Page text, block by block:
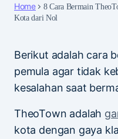
Home
8 Cara Bermain
Kota dari Nol
Berikut adalah cara
pemula agar tidak
kesalahan saat
TheoTown adalah
kota dengan gaya